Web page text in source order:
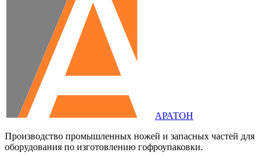
АРАТОН
Производство промышленных ножей и запасных частей для
оборудования по изготовлению гофроупаковки.